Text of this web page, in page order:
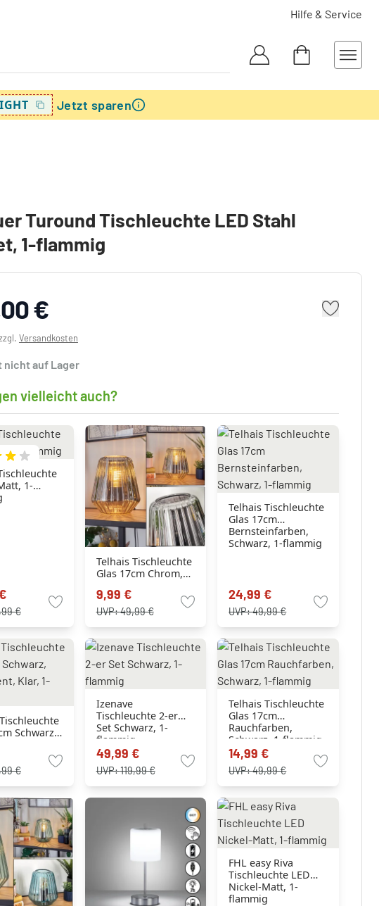
Hilfe & Service
Jetzt sparen
Turound Tischleuchte LED Stahl
1-flammig
€
Versandkosten
nicht auf Lager
vielleicht auch?
1-
€
Telhais Tischleuchte
Glas 17cm Chrom,
Schwarz, 1-flammig
9,99 €
UVP:49,99 €
Telhais Tischleuchte
Glas 17cm
Bernsteinfarben,
Schwarz, 1-flammig
24,99 €
UVP:49,99 €
Schwarz,
€
Izenave
Tischleuchte 2-er
Set Schwarz, 1-
flammig
49,99 €
UVP:119,99 €
Telhais Tischleuchte
Glas 17cm
Rauchfarben,
Schwarz, 1-flammig
14,99 €
UVP:49,99 €
FHL easy Riva
Tischleuchte LED
Nickel-Matt, 1-
flammig